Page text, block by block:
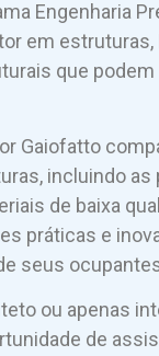
Engenharia
em
que
Gaiofatto
incluindo
de baixa
práticas e
seus
ou apenas
de